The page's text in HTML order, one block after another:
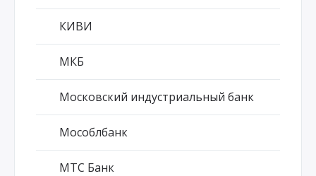
КИВИ
МКБ
Московский индустриальный банк
Мособлбанк
МТС Банк